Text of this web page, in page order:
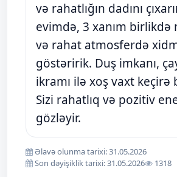
və rahatlığın dadını
evimdə, 3 xanım birlikdə
və rahat atmosferdə
göstəririk. Duş imkanı,
ikramı ilə xoş vaxt keçirə
Sizi rahatlıq və pozitiv
gözləyir.
Əlavə olunma tarixi: 31.05.2026
Son dəyişiklik tarixi: 31.05.2026
1318